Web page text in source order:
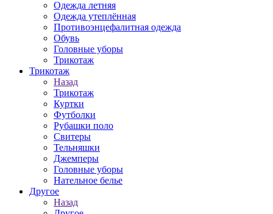
Одежда летняя
Одежда утеплённая
Противоэнцефалитная одежда
Обувь
Головные уборы
Трикотаж
Трикотаж
Назад
Трикотаж
Куртки
Футболки
Рубашки поло
Свитеры
Тельняшки
Джемперы
Головные уборы
Нательное белье
Другое
Назад